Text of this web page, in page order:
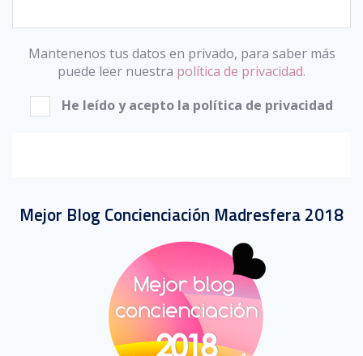
Mantenenos tus datos en privado, para saber más
puede leer nuestra política de privacidad.
He leído y acepto la política de privacidad
Mejor Blog Concienciación Madresfera 2018